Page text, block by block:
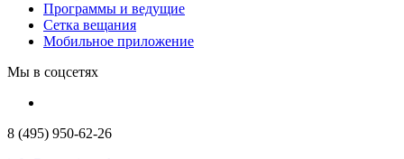
Программы и ведущие
Сетка вещания
Мобильное приложение
Мы в соцсетях
8 (495) 950-62-26